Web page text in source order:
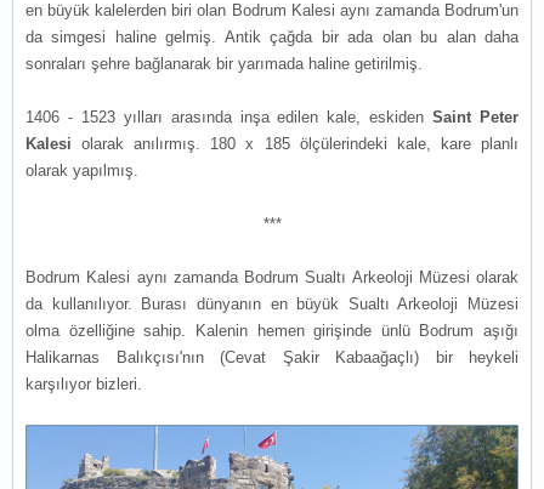
en büyük kalelerden biri olan Bodrum Kalesi aynı zamanda Bodrum'un
da simgesi haline gelmiş. Antik çağda bir ada olan bu alan daha
sonraları şehre bağlanarak bir yarımada haline getirilmiş.
1406 - 1523 yılları arasında inşa edilen kale, eskidenSaint Peter
Kalesiolarak anılırmış. 180 x 185 ölçülerindeki kale, kare planlı
olarak yapılmış.
***
Bodrum Kalesi aynı zamanda Bodrum Sualtı Arkeoloji Müzesi olarak
da kullanılıyor. Burası dünyanın en büyük Sualtı Arkeoloji Müzesi
olma özelliğine sahip. Kalenin hemen girişinde ünlü Bodrum aşığı
Halikarnas Balıkçısı'nın (Cevat Şakir Kabaağaçlı) bir heykeli
karşılıyor bizleri.